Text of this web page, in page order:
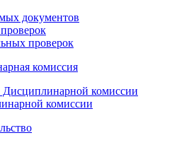
документов
проверок
комиссия
Дисциплинарной комиссии
комиссии